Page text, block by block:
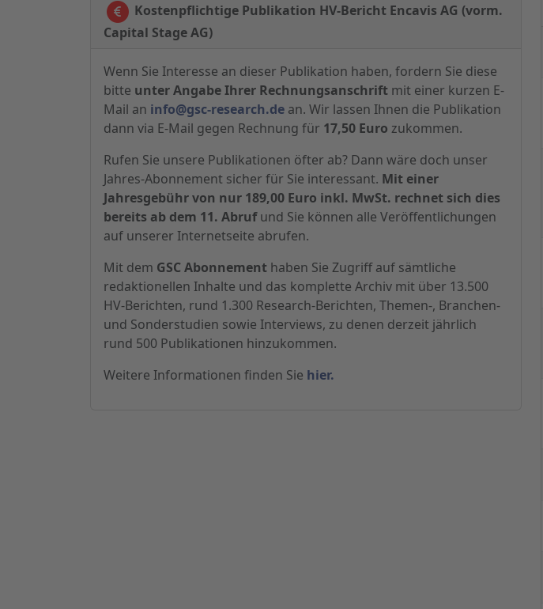
Kostenpflichtige Publikation HV-Bericht Encavis AG (vorm.
Capital Stage AG)
Wenn Sie Interesse an dieser Publikation haben, fordern Sie diese
bitte unter Angabe Ihrer Rechnungsanschrift mit einer kurzen E-
Mail an info@gsc-research.de an. Wir lassen Ihnen die Publikation
dann via E-Mail gegen Rechnung für 17,50 Euro zukommen.
Rufen Sie unsere Publikationen öfter ab? Dann wäre doch unser
Jahres-Abonnement sicher für Sie interessant. Mit einer
Jahresgebühr von nur 189,00 Euro inkl. MwSt. rechnet sich dies
bereits ab dem 11. Abrufund Sie können alle Veröffentlichungen
auf unserer Internetseite abrufen.
Mit dem GSC Abonnement haben Sie Zugriff auf sämtliche
redaktionellen Inhalte und das komplette Archiv mit über 13.500
HV-Berichten, rund 1.300 Research-Berichten, Themen-, Branchen-
und Sonderstudien sowie Interviews, zu denen derzeit jährlich
rund 500 Publikationen hinzukommen.
Weitere Informationen finden Sie hier.